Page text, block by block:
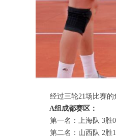
经过三轮21场比赛的
A组成都赛区：
第一名：上海队 3胜0
第二名：山西队 2胜1